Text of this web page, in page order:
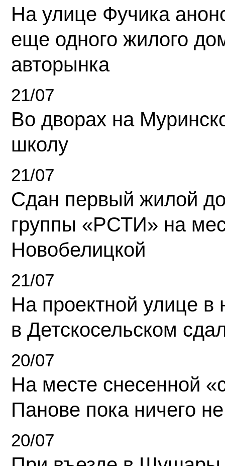
На улице Фучика
еще одного жилого
авторынка
21/07
Во дворах на
школу
21/07
Сдан первый жилой
группы «РСТИ» на
Новобелицкой
21/07
На проектной улице
в Детскосельском
20/07
На месте снесенной
Панове пока ничего
20/07